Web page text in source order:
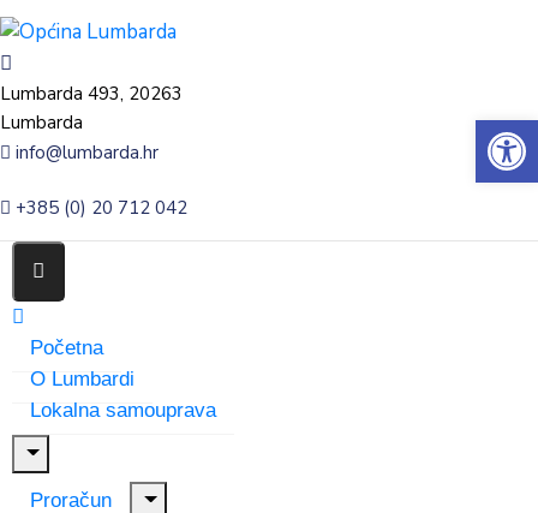
Lumbarda 493, 20263
Lumbarda
info@lumbarda.hr
+385 (0) 20 712 042
Početna
O Lumbardi
Lokalna samouprava
Proračun